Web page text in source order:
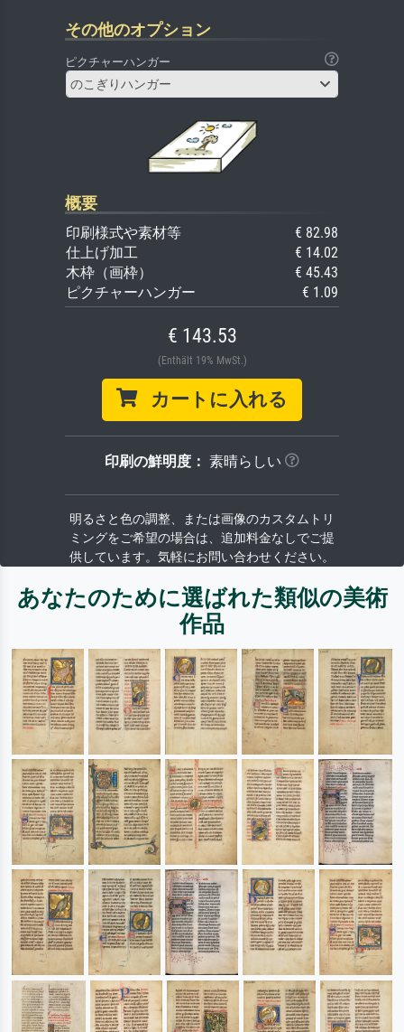
その他のオプション
ピクチャーハンガー
のこぎりハンガー
概要
印刷様式や素材等
€ 82.98
仕上げ加工
€ 14.02
木枠（画枠）
€ 45.43
ピクチャーハンガー
€ 1.09
€ 143.53
(Enthält 19% MwSt.)
カートに入れる
印刷の鮮明度： 素晴らしい
明るさと色の調整、または画像のカスタムトリ
ミングをご希望の場合は、追加料金なしでご提
供しています。気軽にお問い合わせください。
あなたのために選ばれた類似の美術
作品